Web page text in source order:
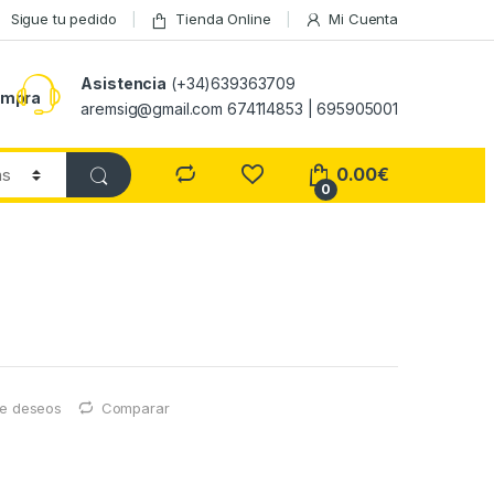
Sigue tu pedido Tienda Online Mi Cuenta
Asistencia (+34)639363709
aremsig@gmail.com 674114853 | 695905001
0
0.00€
deseos Comparar